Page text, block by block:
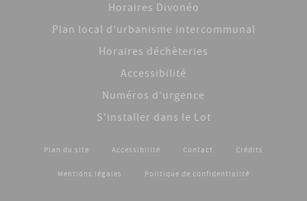
Horaires Divonéo
Plan local d'urbanisme intercommunal
Horaires déchèteries
Accessibilité
Numéros d'urgence
S'installer dans le Lot
Footer menu
Plan du site Accessibilité Contact Crédits
Mentions légales Politique de confidentialité